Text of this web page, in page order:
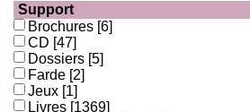
Support
Brochures [6]
CD [47]
Dossiers [5]
Farde [2]
Jeux [1]
Livres [1369]